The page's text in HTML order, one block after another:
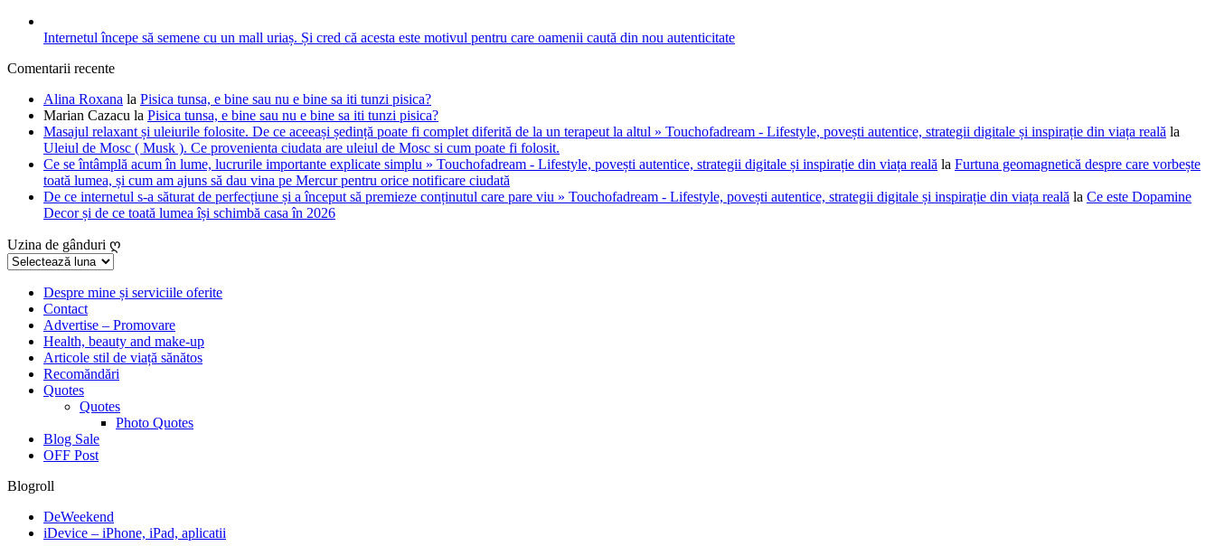
Internetul începe să semene cu un mall uriaș. Și cred că acesta este motivul pentru care oamenii caută din nou autenticitate
Comentarii recente
Alina Roxana la Pisica tunsa, e bine sau nu e bine sa iti tunzi pisica?
Marian Cazacu la Pisica tunsa, e bine sau nu e bine sa iti tunzi pisica?
Masajul relaxant și uleiurile folosite. De ce aceeași ședință poate fi complet diferită de la un terapeut la altul » Touchofadream - Lifestyle, povești autentice, strategii digitale și inspirație din viața reală la
Uleiul de Mosc ( Musk ). Ce provenienta ciudata are uleiul de Mosc si cum poate fi folosit.
Ce se întâmplă acum în lume, lucrurile importante explicate simplu » Touchofadream - Lifestyle, povești autentice, strategii digitale și inspirație din viața reală la Furtuna geomagnetică despre care vorbește
toată lumea, și cum am ajuns să dau vina pe Mercur pentru orice notificare ciudată
De ce internetul s-a săturat de perfecțiune și a început să premieze conținutul care pare viu » Touchofadream - Lifestyle, povești autentice, strategii digitale și inspirație din viața reală la Ce este Dopamine
Decor și de ce toată lumea își schimbă casa în 2026
Uzina de gânduri ღ
Uzina
gânduriDespre mine și serviciile oferite
Contact
Advertise – Promovare
Health, beauty and make-up
Articole stil de viață sănătos
Recomăndări
Quotes
Quotes
Photo Quotes
Blog Sale
OFF Post
Blogroll
DeWeekend
iDevice – iPhone, iPad, aplicatii